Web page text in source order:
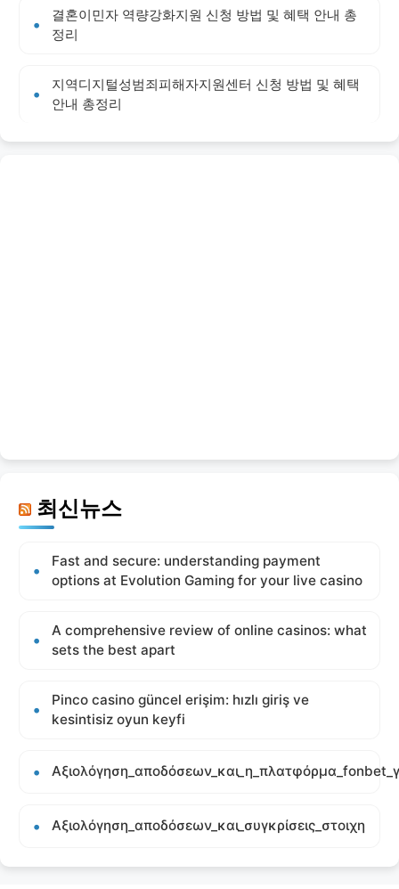
결혼이민자 역량강화지원 신청 방법 및 혜택 안내 총
정리
지역디지털성범죄피해자지원센터 신청 방법 및 혜택
안내 총정리
최신뉴스
Fast and secure: understanding payment
options at Evolution Gaming for your live casino
A comprehensive review of online casinos: what
sets the best apart
Pinco casino güncel erişim: hızlı giriş ve
kesintisiz oyun keyfi
Αξιολόγηση_αποδόσεων_και_συγκρίσεις_στοιχη